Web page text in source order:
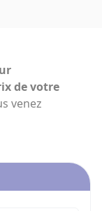
de votre
venez